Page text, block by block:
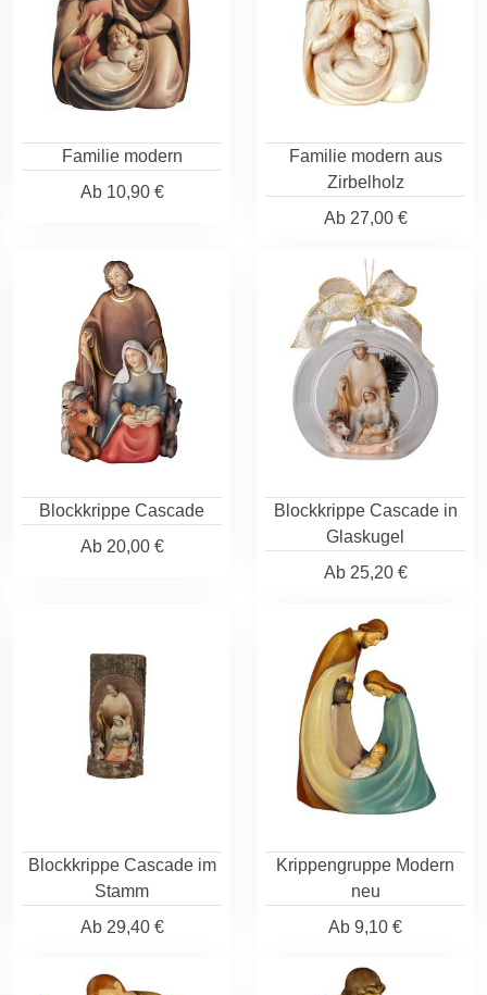
Familie modern
Ab10,90 €
Familie modern aus
Zirbelholz
Ab27,00 €
Blockkrippe Cascade
Ab20,00 €
Blockkrippe Cascade in
Glaskugel
Ab25,20 €
Blockkrippe Cascade im
Stamm
Ab29,40 €
Krippengruppe Modern
neu
Ab 9,10 €